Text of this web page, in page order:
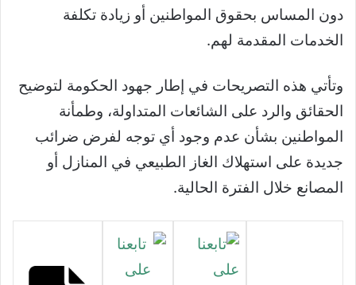
دون المساس بحقوق المواطنين أو زيادة تكلفة
الخدمات المقدمة لهم.
وتأتي هذه التصريحات في إطار جهود الحكومة لتوضيح
الحقائق والرد على الشائعات المتداولة، وطمأنة
المواطنين بشأن عدم وجود أي توجه لفرض ضرائب
جديدة على استهلاك الغاز الطبيعي في المنازل أو
المصانع خلال الفترة الحالية.